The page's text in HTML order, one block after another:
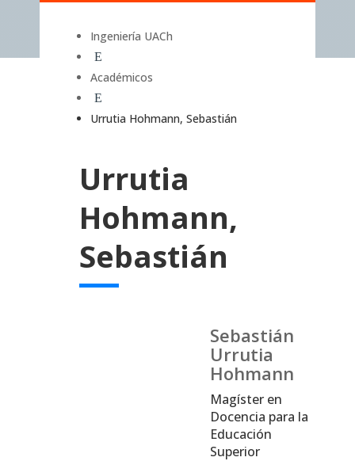
Ingeniería UACh
E
Académicos
E
Urrutia Hohmann, Sebastián
Urrutia
Hohmann,
Sebastián
Sebastián
Urrutia
Hohmann
Magíster en
Docencia para la
Educación
Superior